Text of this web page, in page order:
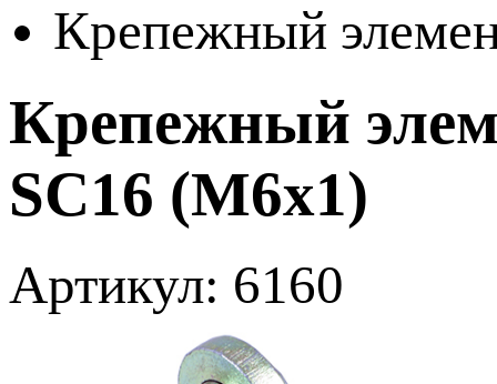
Крепежный
Крепежный
SC16 (M6x1)
Артикул: 6160